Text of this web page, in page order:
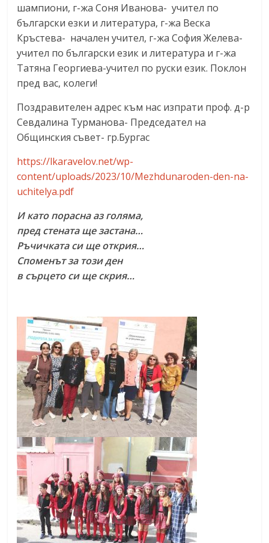
шампиони, г-жа Соня Иванова- учител по
български езки и литература, г-жа Веска
Кръстева- начален учител, г-жа София Желева-
учител по български език и литература и г-жа
Татяна Георгиева-учител по руски език. Поклон
пред вас, колеги!
Поздравителен адрес към нас изпрати проф. д-р
Севдалина Турманова- Председател на
Общинския съвет- гр.Бургас
https://lkaravelov.net/wp-
content/uploads/2023/10/Mezhdunaroden-den-na-
uchitelya.pdf
И като порасна аз голяма,
пред стената ще застана…
Ръчичката си ще открия…
Споменът за този ден
в сърцето си ще скрия…